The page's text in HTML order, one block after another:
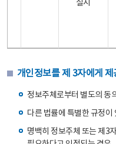
실시
개인정보를 제 3자에게
정보주체로부터 별도의 동
다른 법률에 특별한 규정이
명백히 정보주체 또는 제3